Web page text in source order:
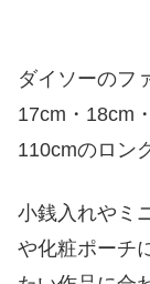
方
ダイソー
って失敗
ダイソーのフ
17cm・18cm
110cmのロン
小銭入れやミ
や化粧ポーチ